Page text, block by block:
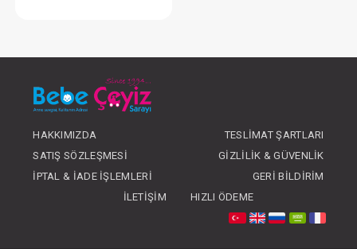
OLUNUZ
HAKKIMIZDA
TESLIMAT ŞARTLARI
SATIŞ SÖZLEŞMESI
GIZLILIK & GÜVENLIK
İPTAL & İADE İŞLEMLERI
GERI BILDIRIM
İLETIŞIM
HIZLI ÖDEME